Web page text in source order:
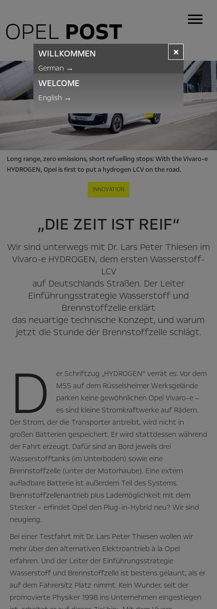
OPEL POST
Long range, zero emissions, short refuelling stops: With the Vivaro-e
HYDROGEN, Opel is first to put a hydrogen LCV on the road.
INNOVATION
„DIE ZEIT IST REIF“
Wir sind unterwegs mit Dr. Lars Peter Thiesen im
Vivaro-e HYDROGEN, dem ersten Wasserstoff-
LCV
auf Deutschlands Straßen. Der Leiter
Einführungsstrategie Wasserstoff und
Brennstoffzelle erklärt
das neuartige technische Konzept, und warum
jetzt die Stunde der Brennstoffzelle schlägt.
D
er Schriftzug „HYDROGEN“ verrät es: Vor dem
M55 auf dem Rüsselsheimer Werksgelände
parken keine gewöhnlichen Opel Vivaro-e –
es sind kleine Stromkraftwerke auf Rädern.
Der Strom, der die Transporter antreibt, wird nicht in
großen Batterien gespeichert. Er wird stattdessen während
der Fahrt erzeugt. Dafür sind an Bord jeweils drei
Wasserstofftanks (im Unterboden) sowie eine
Brennstoffzelle (unter der Motorhaube). Eine extern
aufladbare Batterie ist außerdem Teil des Systems.
Brennstoffzellenantrieb plus Lademöglichkeit mit dem
Stecker – erfindet Opel den Plug-in-Hybrid neu? Wir sind
neugierig.
Bei einer Testfahrt mit Dr. Lars Peter Thiesen wollen wir
mehr über den alternativen Elektroantrieb à la Opel
erfahren. Und der Leiter der Einführungsstrategie
Wasserstoff und Brennstoffzelle ist bestens gelaunt, als er
auf dem Fahrersitz Platz nimmt. Kein Wunder, seit der
promovierte Physiker 1998 ins Unternehmen eingestiegen
×
WILLKOMMEN
German →
WELCOME
English →